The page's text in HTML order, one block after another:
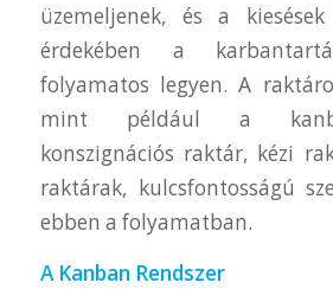
üzemeljenek, és a
érdekében a
folyamatos legyen. A
mint például a
konszignációs raktár, kézi
raktárak, kulcsfontosságú
ebben a folyamatban.
A Kanban Rendszer